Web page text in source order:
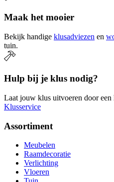
Maak het mooier
Bekijk handige klusadviezen en
tuin.
Hulp bij je klus nodig?
Laat jouw klus uitvoeren door een
Klusservice
Assortiment
Meubelen
Raamdecoratie
Verlichting
Vloeren